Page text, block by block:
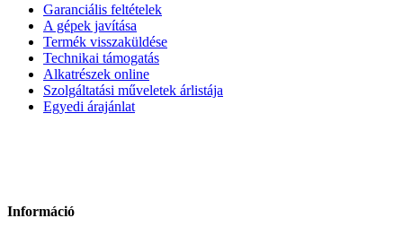
Garanciális feltételek
A gépek javítása
Termék visszaküldése
Technikai támogatás
Alkatrészek online
Szolgáltatási műveletek árlistája
Egyedi árajánlat
Információ